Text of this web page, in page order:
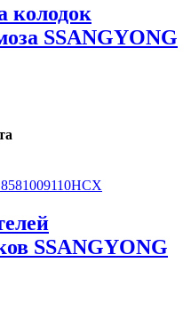
SSANGYONG
SSANGYONG